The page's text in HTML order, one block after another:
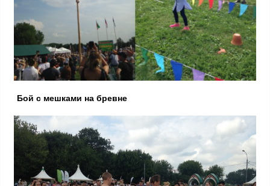
Бой с мешками на бревне